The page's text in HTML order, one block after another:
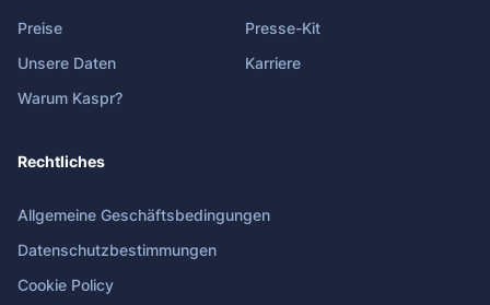
Preise
Unsere Daten
Warum Kaspr?
Presse-Kit
Karriere
Rechtliches
Allgemeine Geschäftsbedingungen
Datenschutzbestimmungen
Cookie Policy